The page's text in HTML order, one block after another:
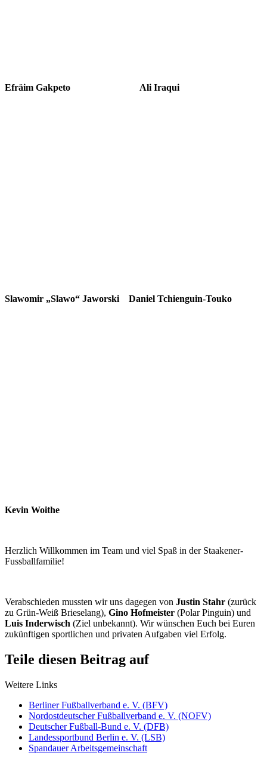
Efräim Gakpeto Ali Iraqui
Slawomir „Slawo“ Jaworski Daniel Tchienguin-Touko
Kevin Woithe
Herzlich Willkommen im Team und viel Spaß in der Staakener-
Fussballfamilie!
Verabschieden mussten wir uns dagegen von Justin Stahr (zurück
zu Grün-Weiß Brieselang), Gino Hofmeister (Polar Pinguin) und
Luis Inderwisch (Ziel unbekannt). Wir wünschen Euch bei Euren
zukünftigen sportlichen und privaten Aufgaben viel Erfolg.
Teile diesen Beitrag auf
Weitere Links
Berliner Fußballverband e. V. (BFV)
Nordostdeutscher Fußballverband e. V. (NOFV)
Deutscher Fußball-Bund e. V. (DFB)
Landessportbund Berlin e. V. (LSB)
Spandauer Arbeitsgemeinschaft